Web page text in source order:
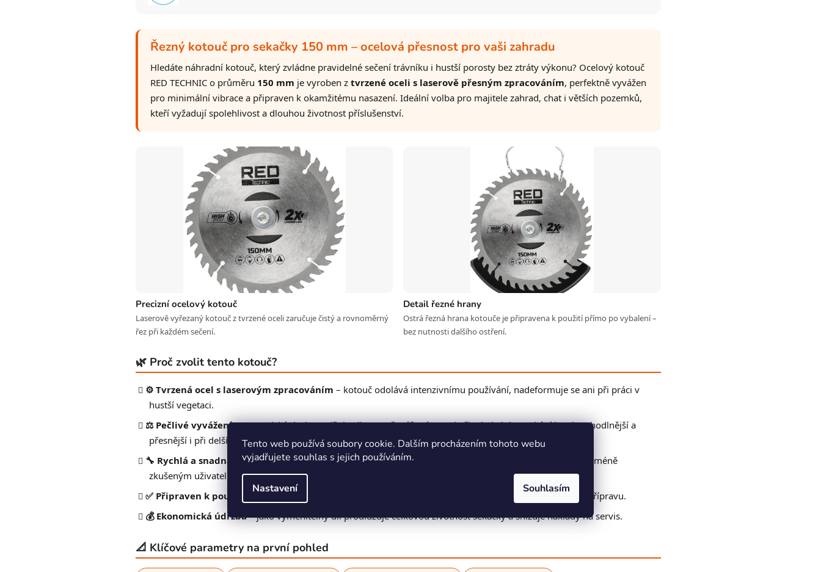
Tento web používá soubory cookie. Dalším procházením tohoto webu
vyjadřujete souhlas s jejich používáním.
Nastavení Souhlasím
Řezný kotouč pro sekačky 150 mm – ocelová přesnost pro vaši zahradu
Hledáte náhradní kotouč, který zvládne pravidelné sečení trávníku i hustší porosty bez ztráty výkonu? Ocelový kotouč
RED TECHNIC o průměru 150 mm je vyroben z tvrzené oceli s laserově přesným zpracováním, perfektně vyvážen
pro minimální vibrace a připraven k okamžitému nasazení. Ideální volba pro majitele zahrad, chat i větších pozemků,
kteří vyžadují spolehlivost a dlouhou životnost příslušenství.
Precizní ocelový kotouč
Laserově vyřezaný kotouč z tvrzené oceli zaručuje čistý a rovnoměrný
řez při každém sečení.
Detail řezné hrany
Ostrá řezná hrana kotouče je připravena k použití přímo po vybalení –
bez nutnosti dalšího ostření.
🌿 Proč zvolit tento kotouč?
⚙️ Tvrzená ocel s laserovým zpracováním – kotouč odolává intenzivnímu používání, nadeformuje se ani při práci v
hustší vegetaci.
⚖️ Pečlivé vyvážení– symetrický design snižuje vibrace přenášené na sekačku i obsluhu, sekání je tak pohodlnější a
přesnější i při delším provozu.
🔧 Rychlá a snadná výměna– standardní uchycení umožňuje výměnu bez speciálních nástrojů; hodí se i méně
zkušeným uživatelům.
✅ Připraven k použití ihned po vybalení
– ostrá řezná hrana nevyžaduje žádné dodatečné ostření ani přípravu.
💰 Ekonomická údržba– jako vyměnitelný díl prodlužuje celkovou životnost sekačky a snižuje náklady na servis.
📐 Klíčové parametry na první pohled